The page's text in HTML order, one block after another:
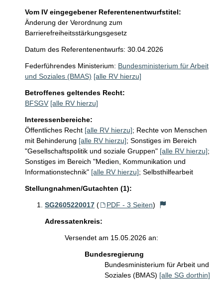
Vom IV eingegebener Referentenentwurfstitel:
Änderung der Verordnung zum
Barrierefreiheitsstärkungsgesetz
Datum des Referentenentwurfs: 30.04.2026
Federführendes Ministerium: Bundesministerium für Arbeit
und Soziales (BMAS) [alle RV hierzu]
Betroffenes geltendes Recht:
BFSGV [alle RV hierzu]
Interessenbereiche:
Öffentliches Recht [alle RV hierzu]; Rechte von Menschen
mit Behinderung [alle RV hierzu]; Sonstiges im Bereich
"Gesellschaftspolitik und soziale Gruppen" [alle RV hierzu];
Sonstiges im Bereich "Medien, Kommunikation und
Informationstechnik" [alle RV hierzu]; Selbsthilfearbeit
Stellungnahmen/Gutachten (1):
SG2605220017 ( PDF - 3 Seiten)
Adressatenkreis:
Versendet am 15.05.2026 an:
Bundesregierung
Bundesministerium für Arbeit und
Soziales (BMAS) [alle SG dorthin]